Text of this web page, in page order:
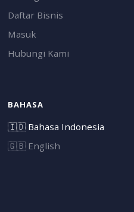
Daftar Bisnis
Masuk
Hubungi Kami
BAHASA
🇮🇩Bahasa Indonesia
🇬🇧 English